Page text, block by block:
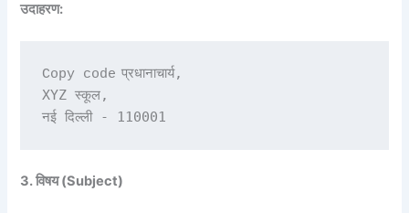
उदाहरण:
Copy code प्रधानाचार्य,
XYZ स्कूल,
3. विषय (Subject)